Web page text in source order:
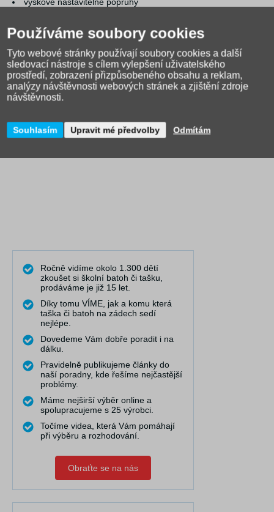
výškově nastavitelné popruhy
Technické parametry:
Rozměry tašky (bez rukojeti a koleček): 46 x 39 x 20 cm
Celkové rozměry (vč. koleček a teleskopické rukojeti v nejnižší
pozici): 52 x 32,5 x 21 cm
Hmotnost: 2,9 kg
Výrobce: Nikidom
Ročně vidíme okolo 1.300 dětí
zkoušet si školní batoh či tašku,
prodáváme je již 15 let.
Díky tomu VÍME, jak a komu která
taška či batoh na zádech sedí
nejlépe.
Dovedeme Vám dobře poradit i na
dálku.
Pravidelně publikujeme články do
naší poradny, kde řešíme nejčastější
problémy.
Máme nejširší výběr online a
spolupracujeme s 25 výrobci.
Točíme videa, která Vám pomáhají
při výběru a rozhodování.
Obraťte se na nás
Používáme soubory cookies
Tyto webové stránky používají soubory cookies a další
sledovací nástroje s cílem vylepšení uživatelského
prostředí, zobrazení přizpůsobeného obsahu a reklam,
analýzy návštěvnosti webových stránek a zjištění zdroje
návštěvnosti.
Souhlasím Upravit mé předvolby Odmítám